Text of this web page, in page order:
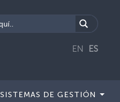
EN ES
SISTEMAS DE GESTIÓN